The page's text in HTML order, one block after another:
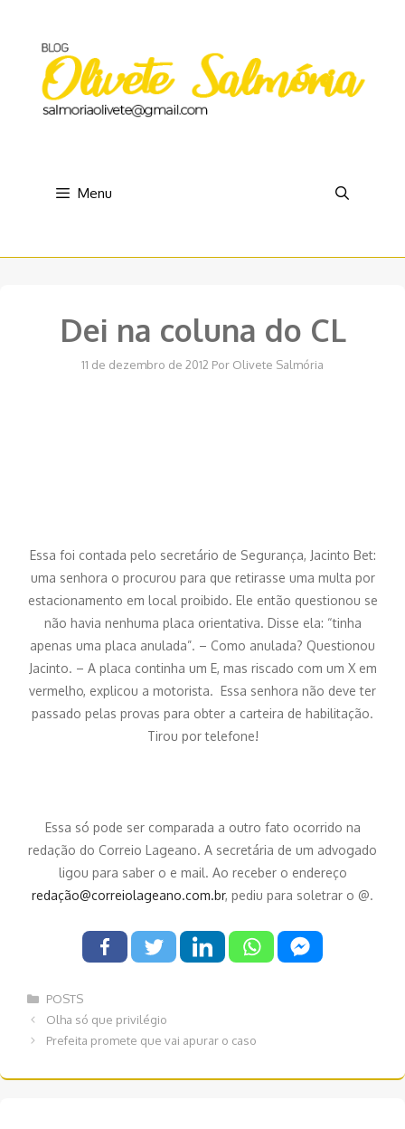
conteúdo
Menu
Dei na coluna do CL
11 de dezembro de 2012 Por Olivete Salmória
Essa foi contada pelo secretário de Segurança, Jacinto Bet:
uma senhora o procurou para que retirasse uma multa por
estacionamento em local proibido. Ele então questionou se
não havia nenhuma placa orientativa. Disse ela: “tinha
apenas uma placa anulada”. – Como anulada? Questionou
Jacinto. – A placa continha um E, mas riscado com um X em
vermelho, explicou a motorista. Essa senhora não deve ter
passado pelas provas para obter a carteira de habilitação.
Tirou por telefone!
Essa só pode ser comparada a outro fato ocorrido na
redação do Correio Lageano. A secretária de um advogado
ligou para saber o e mail. Ao receber o endereço
redação@correiolageano.com.br, pediu para soletrar o @.
Categorias
POSTS
Navegação
Olha só que privilégio
Prefeita promete que vai apurar o caso